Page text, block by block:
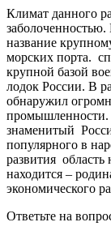
Климат данного
заболоченностью.
название
морских порта.
крупной базой
лодок России. В
обнаружил
промышленности.
знаменитый
популярного в
развития область
находится –
экономического
Ответьте на